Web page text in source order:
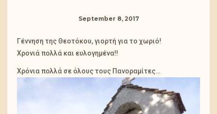
September 8, 2017
Γέννηση της Θεοτόκου, γιορτή για το χωριό!
Χρονιά πολλά και ευλογημένα!!
Χρόνια πολλά σε όλους τους Πανοραμίτες…